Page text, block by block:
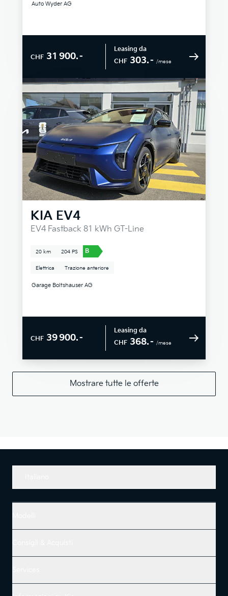
Auto Wyder AG
CHF 31 900.–
Leasing da
CHF 303.– /mese
KIA EV4
EV4 Fastback 81 kWh GT-Line
20 km 204 PS B
Elettrica Trazione anteriore
Garage Boltshauser AG
CHF 39 900.–
Leasing da
CHF 368.– /mese
Mostrare tutte le offerte